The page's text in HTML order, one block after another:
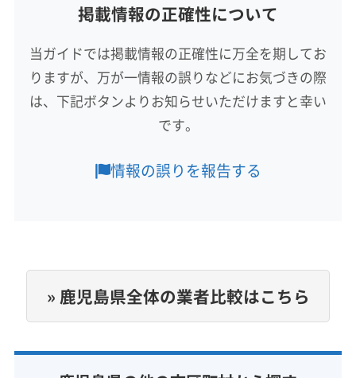
鹿児島県薩摩川内市
対応地域
薩摩郡さつま町 いちき串木野市 阿久根市
姶良市
薩摩川内市
鹿児島市 出水市 日置市
8:00〜17:00
掲載情報の正確性について
当ガイドでは掲載情報の正確性に万全を期してお
りますが、万が一情報の誤りなどにお気づきの際
は、下記ボタンよりお知らせいただけますと幸い
です。
情報の誤りを報告する
» 鹿児島県全体の業者比較はこちら